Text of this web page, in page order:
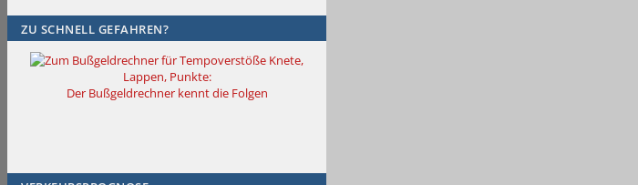
ZU SCHNELL GEFAHREN?
Knete,
Lappen, Punkte:
Der Bußgeldrechner kennt die Folgen